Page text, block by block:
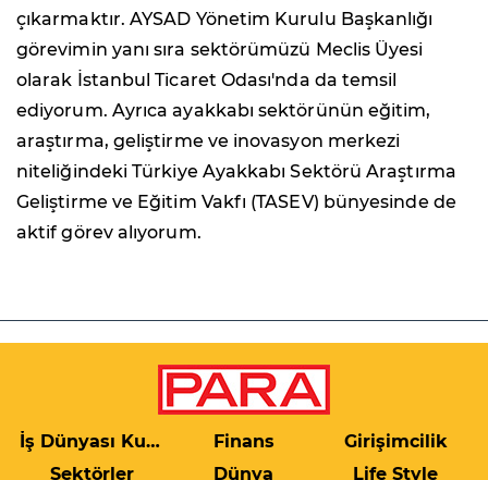
çıkarmaktır. AYSAD Yönetim Kurulu Başkanlığı
görevimin yanı sıra sektörümüzü Meclis Üyesi
olarak İstanbul Ticaret Odası'nda da temsil
ediyorum. Ayrıca ayakkabı sektörünün eğitim,
araştırma, geliştirme ve inovasyon merkezi
niteliğindeki Türkiye Ayakkabı Sektörü Araştırma
Geliştirme ve Eğitim Vakfı (TASEV) bünyesinde de
aktif görev alıyorum.
İş Dünyası Kulis Finans
Girişimcilik
Sektörler
Dünya Life Style